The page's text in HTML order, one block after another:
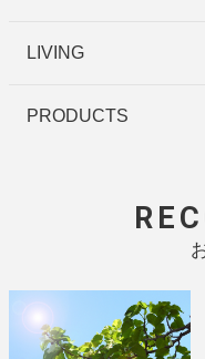
LIVING
PRODUCTS